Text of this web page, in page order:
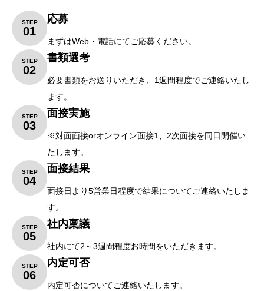
STEP
01
応募
まずはWeb ・電話にてご応募ください。
STEP
02
書類選考
必要書類をお送りいただき、 1週間程度でご連絡いたし
ます。
STEP
03
面接実施
※対面面接orオンライン面接1、 2次面接を同日開催い
たします。
STEP
04
面接結果
面接日より5営業日程度で結果についてご連絡いたしま
す。
STEP
05
社内稟議
社内にて2 ～3週間程度お時間をいただきます。
STEP
06
内定可否
内定可否についてご連絡いたします。